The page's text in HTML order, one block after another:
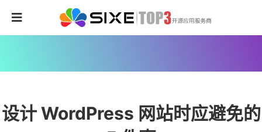
设计 WordPress 网站时应避免的